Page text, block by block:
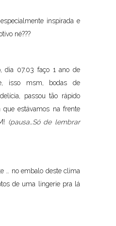
inspirada e
né???
dia 07.03 faço 1 ano de
isso msm, bodas de
passou tão rápido
que estávamos na frente
(pausa…Só de lembrar
… no embalo deste clima
de uma lingerie pra lá